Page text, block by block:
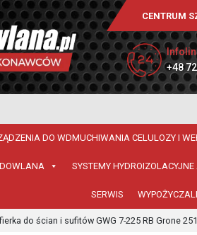
CENTRUM
+48
DO WDMUCHIWANIA CELULOZY I
SYSTEMY
SERWIS
do ścian i sufitów GWG 7-225 RB Grone